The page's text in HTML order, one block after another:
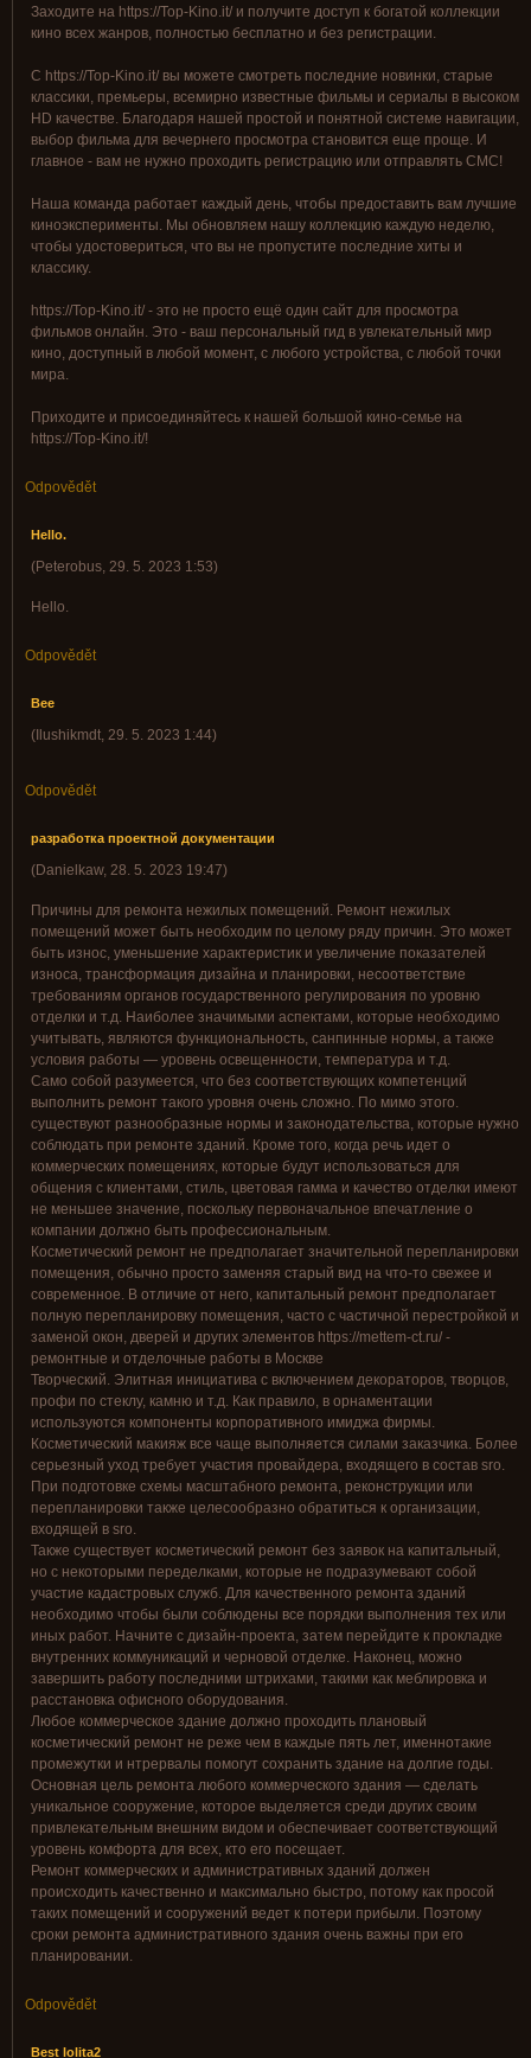
Заходите на https://Top-Kino.it/ и получите доступ к богатой коллекции
кино всех жанров, полностью бесплатно и без регистрации.
С https://Top-Kino.it/ вы можете смотреть последние новинки, старые
классики, премьеры, всемирно известные фильмы и сериалы в высоком
HD качестве. Благодаря нашей простой и понятной системе навигации,
выбор фильма для вечернего просмотра становится еще проще. И
главное - вам не нужно проходить регистрацию или отправлять СМС!
Наша команда работает каждый день, чтобы предоставить вам лучшие
киноэксперименты. Мы обновляем нашу коллекцию каждую неделю,
чтобы удостовериться, что вы не пропустите последние хиты и
классику.
https://Top-Kino.it/ - это не просто ещё один сайт для просмотра
фильмов онлайн. Это - ваш персональный гид в увлекательный мир
кино, доступный в любой момент, с любого устройства, с любой точки
мира.
Приходите и присоединяйтесь к нашей большой кино-семье на
https://Top-Kino.it/!
Odpovědět
Hello.
(Peterobus, 29. 5. 2023 1:53)
Hello.
Odpovědět
Bee
( Ilushikmdt, 29. 5. 2023 1:44)
Odpovědět
разработка проектной документации
(Danielkaw, 28. 5. 2023 19:47)
Причины для ремонта нежилых помещений. Ремонт нежилых
помещений может быть необходим по целому ряду причин. Это может
быть износ, уменьшение характеристик и увеличение показателей
износа, трансформация дизайна и планировки, несоответствие
требованиям органов государственного регулирования по уровню
отделки и т.д. Наиболее значимыми аспектами, которые необходимо
учитывать, являются функциональность, санпинные нормы, а также
условия работы — уровень освещенности, температура и т.д.
Само собой разумеется, что без соответствующих компетенций
выполнить ремонт такого уровня очень сложно. По мимо этого.
существуют разнообразные нормы и законодательства, которые нужно
соблюдать при ремонте зданий. Кроме того, когда речь идет о
коммерческих помещениях, которые будут использоваться для
общения с клиентами, стиль, цветовая гамма и качество отделки имеют
не меньшее значение, поскольку первоначальное впечатление о
компании должно быть профессиональным.
Косметический ремонт не предполагает значительной перепланировки
помещения, обычно просто заменяя старый вид на что-то свежее и
современное. В отличие от него, капитальный ремонт предполагает
полную перепланировку помещения, часто с частичной перестройкой и
заменой окон, дверей и других элементов https://mettem-ct.ru/ -
ремонтные и отделочные работы в Москве
Творческий. Элитная инициатива с включением декораторов, творцов,
профи по стеклу, камню и т.д. Как правило, в орнаментации
используются компоненты корпоративного имиджа фирмы.
Косметический макияж все чаще выполняется силами заказчика. Более
серьезный уход требует участия провайдера, входящего в состав sro.
При подготовке схемы масштабного ремонта, реконструкции или
перепланировки также целесообразно обратиться к организации,
входящей в sro.
Также существует косметический ремонт без заявок на капитальный,
но с некоторыми переделками, которые не подразумевают собой
участие кадастровых служб. Для качественного ремонта зданий
необходимо чтобы были соблюдены все порядки выполнения тех или
иных работ. Начните с дизайн-проекта, затем перейдите к прокладке
внутренних коммуникаций и черновой отделке. Наконец, можно
завершить работу последними штрихами, такими как меблировка и
расстановка офисного оборудования.
Любое коммерческое здание должно проходить плановый
косметический ремонт не реже чем в каждые пять лет, именнотакие
промежутки и нтрервалы помогут сохранить здание на долгие годы.
Основная цель ремонта любого коммерческого здания — сделать
уникальное сооружение, которое выделяется среди других своим
привлекательным внешним видом и обеспечивает соответствующий
уровень комфорта для всех, кто его посещает.
Ремонт коммерческих и административных зданий должен
происходить качественно и максимально быстро, потому как просой
таких помещений и сооружений ведет к потери прибыли. Поэтому
сроки ремонта административного здания очень важны при его
планировании.
Odpovědět
Best lolita2